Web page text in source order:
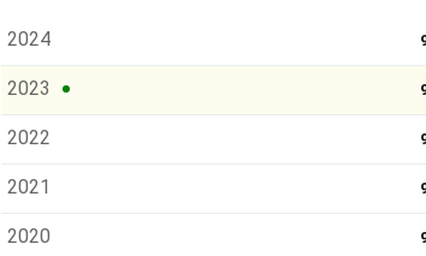
2024
2023
2022
2021
2020